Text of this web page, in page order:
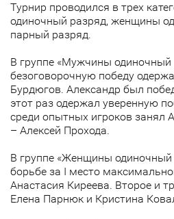
Турнир проводился в трех
одиночный разряд, женщины
парный разряд.
В группе «Мужчины одиночный
безоговорочную победу
Бурдюгов. Александр был
этот раз одержал уверенную
среди опытных игроков занял
– Алексей Прохода.
В группе «Женщины одиночный
борьбе за I место
Анастасия Киреева. Второе и
Елена Парнюк и Кристина